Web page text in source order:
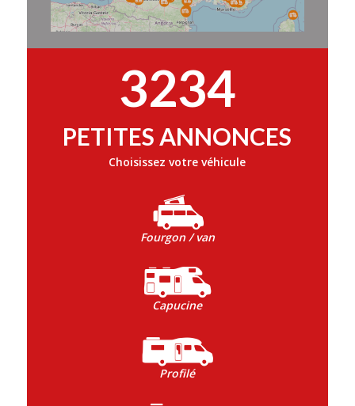
3234
PETITES ANNONCES
Choisissez votre véhicule
Fourgon / van
Capucine
Profilé